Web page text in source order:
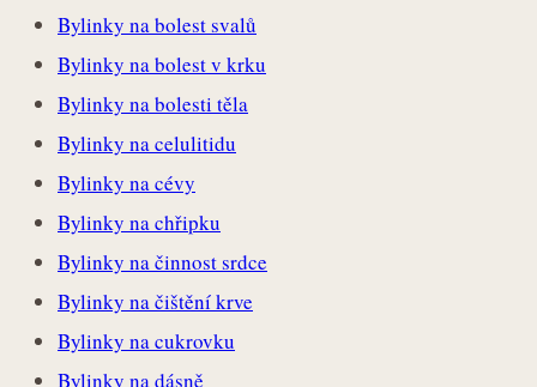
Bylinky na bolest svalů
Bylinky na bolest v krku
Bylinky na bolesti těla
Bylinky na celulitidu
Bylinky na cévy
Bylinky na chřipku
Bylinky na činnost srdce
Bylinky na čištění krve
Bylinky na cukrovku
Bylinky na dásně